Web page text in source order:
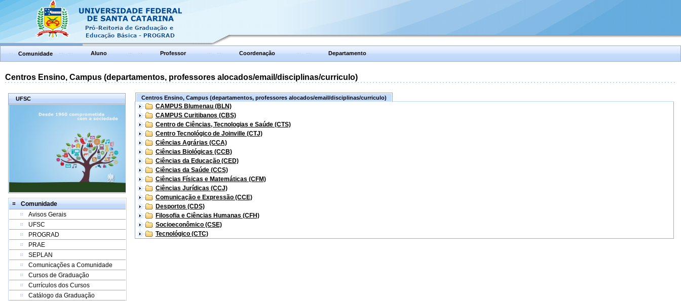
Comunidade Aluno Professor Coordenação Departamento
Centros Ensino, Campus (departamentos, professores alocados/email/disciplinas/curriculo)
UFSC
Comunidade
Avisos Gerais
UFSC
PROGRAD
PRAE
SEPLAN
Comunicações a Comunidade
Cursos de Graduação
Currículos dos Cursos
Catálogo da Graduação
Centros Ensino, Campus (departamentos, professores alocados/email/disciplinas/curriculo)
CAMPUS Blumenau (BLN)
CAMPUS Curitibanos (CBS)
Centro de Ciências, Tecnologias e Saúde (CTS)
Centro Tecnológico de Joinville (CTJ)
Ciências Agrárias (CCA)
Ciências Biológicas (CCB)
Ciências da Educação (CED)
Ciências da Saúde (CCS)
Ciências Físicas e Matemáticas (CFM)
Ciências Jurídicas (CCJ)
Comunicação e Expressão (CCE)
Desportos (CDS)
Filosofia e Ciências Humanas (CFH)
Socioeconômico (CSE)
Tecnológico (CTC)